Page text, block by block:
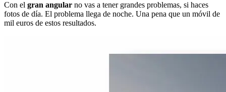
Con el gran angular no vas a tener grandes problemas, si haces
fotos de día. El problema llega de noche. Una pena que un móvil de
mil euros de estos resultados.